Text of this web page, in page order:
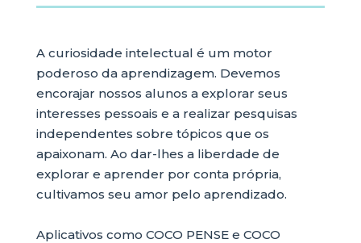
A curiosidade intelectual é um motor
poderoso da aprendizagem. Devemos
encorajar nossos alunos a explorar seus
interesses pessoais e a realizar pesquisas
independentes sobre tópicos que os
apaixonam. Ao dar-lhes a liberdade de
explorar e aprender por conta própria,
cultivamos seu amor pelo aprendizado.
Aplicativos como COCO PENSE e COCO